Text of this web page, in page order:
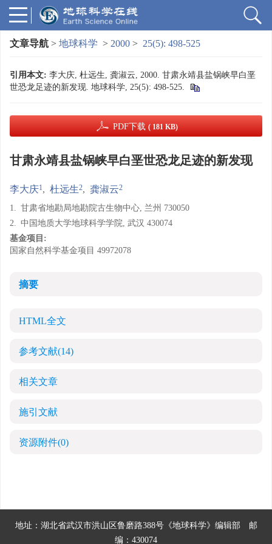
文章导航 > 地球科学 > 2000 > 25(5): 498-525
引用本文: 李大庆, 杜远生, 龚淑云, 2000. 甘肃永靖县盐锅峡早白垩
世恐龙足迹的新发现. 地球科学, 25(5): 498-525.
PDF下载 ( 181 KB)
甘肃永靖县盐锅峡早白垩世恐龙足迹的新发现
李大庆1, 杜远生2, 龚淑云2
1. 甘肃省地勘局地勘院古生物中心, 兰州 730050
2. 中国地质大学地球科学学院, 武汉 430074
基金项目:
国家自然科学基金项目 49972078
摘要
HTML全文
参考文献(14)
相关文章
施引文献
资源附件(0)
地址：湖北省武汉市洪山区鲁磨路388号《地球科学》编辑部 邮
编：430074